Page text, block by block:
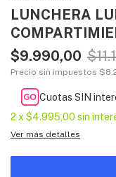
LUNCHERA
$9.990,00
Precio sin impuestos
Cuotas SIN
2 x $4.995,00 sin
Ver más detalles